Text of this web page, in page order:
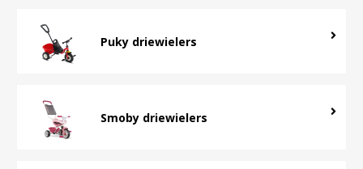
Puky driewielers
Smoby driewielers